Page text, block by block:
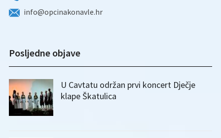
info@opcinakonavle.hr
Posljedne objave
U Cavtatu održan prvi koncert Dječje
klape Škatulica